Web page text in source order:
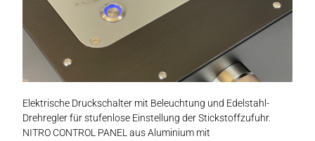
Elektrische Druckschalter mit Beleuchtung und Edelstahl-
Drehregler für stufenlose Einstellung der Stickstoffzufuhr.
NITRO CONTROL PANEL aus Aluminium mit